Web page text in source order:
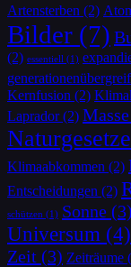
Artensterben (2)
Bilder (7)
(2) essentiell (1)
Kernfusion (2)
Laprador(2) Masse
Naturgesetze
Klimaabkommen (2)
Entscheidungen (2)
schützen (1) Sonne (3)
Universum (4)
Zeit (3) Zeiträume